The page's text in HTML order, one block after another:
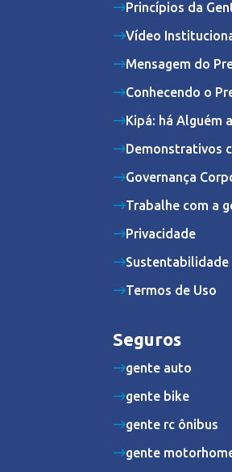
Princípios da
Vídeo
Mensagem do
Conhecendo o
Kipá: há Alguém
Demonstrativos
Governança
Trabalhe com a
Privacidade
Sustentabilidade
Termos de Uso
Seguros
gente auto
gente bike
gente rc ônibus
gente